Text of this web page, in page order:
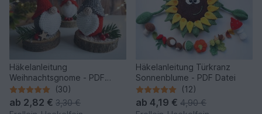
Häkelanleitung
Weihnachtsgnome - PDF
Datei
(30)
ab 2,82 € 3,30 €
Häkelanleitung Türkranz
Sonnenblume - PDF Datei
(12)
ab 4,19 € 4,90 €